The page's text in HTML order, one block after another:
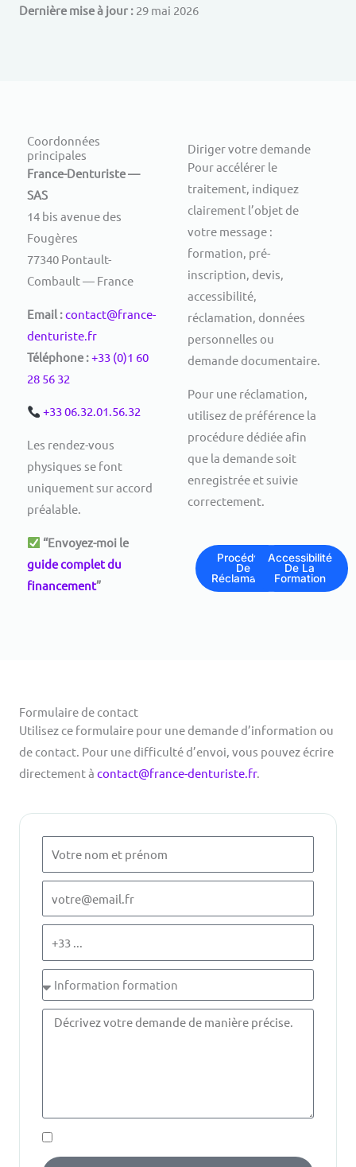
Dernière mise à jour : 29 mai 2026
Coordonnées
principales
France-Denturiste —
SAS
14 bis avenue des
Fougères
77340 Pontault-
Combault — France
Email :contact@france-
denturiste.fr
Téléphone :+33 (0)1 60
28 56 32
+33 06.32.01.56.32
Les rendez-vous
physiques se font
uniquement sur accord
préalable.
“Envoyez-moi le
guide complet du
financement”
Diriger votre demande
Pour accélérer le
traitement, indiquez
clairement l’objet de
votre message :
formation, pré-
inscription, devis,
accessibilité,
réclamation, données
personnelles ou
demande documentaire.
Pour une réclamation,
utilisez de préférence la
procédure dédiée afin
que la demande soit
enregistrée et suivie
correctement.
Procédure
De
Réclamation
Accessibilité
De La
Formation
Formulaire de contact
Utilisez ce formulaire pour une demande d’information ou
de contact. Pour une difficulté d’envoi, vous pouvez écrire
directement à contact@france-denturiste.fr.
et
e-
Objet
de
Votre
J’ai
compris